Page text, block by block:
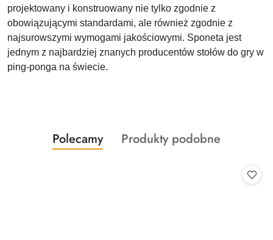
projektowany i konstruowany nie tylko zgodnie z
obowiązującymi standardami, ale również zgodnie z
najsurowszymi wymogami jakościowymi. Sponeta jest
jednym z najbardziej znanych producentów stołów do gry w
ping-ponga na świecie.
Pomiń karuzelę produktów
Produkty
o
Polecamy
Produkty
Produkty podobne